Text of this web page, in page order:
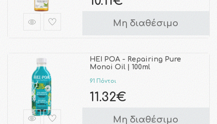
Μη διαθέσιμο
HEI POA - Repairing Pure
Monoi Oil | 100ml
91 Πόντοι
11.32€
Μη διαθέσιμο